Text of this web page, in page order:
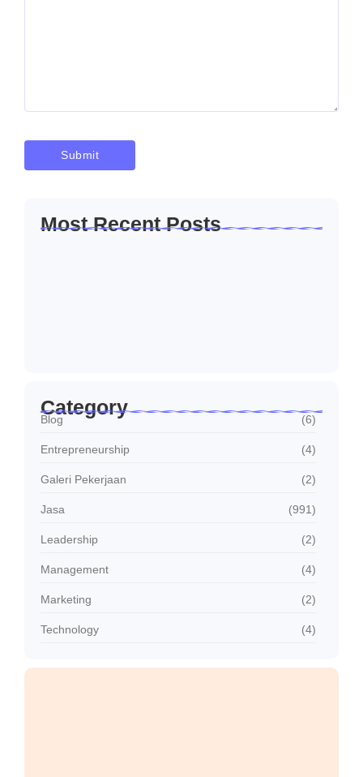
Most Recent Posts
Category
Blog (6)
Entrepreneurship (4)
Galeri Pekerjaan (2)
Jasa (991)
Leadership (2)
Management (4)
Marketing (2)
Technology (4)